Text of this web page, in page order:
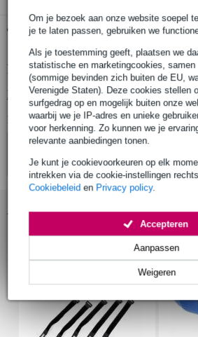
Om je bezoek aan onze website soepel
je te laten passen, gebruiken we
Als je toestemming geeft, plaatsen we
statistische en marketingcookies,
(sommige bevinden zich buiten de EU,
Verenigde Staten). Deze cookies stellen
surfgedrag op en mogelijk buiten onze
waarbij we je IP-adres en unieke
voor herkenning. Zo kunnen we je
relevante aanbiedingen tonen.
Je kunt je cookievoorkeuren op elk
intrekken via de cookie-instellingen
Cookiebeleid en Privacy policy.
Weigeren
Aanpassen
Accepteren
Gratis ophalen in de winkel
Productinformatie
Bekijk alle productspecificaties
Bekijk ook eens (4)
Accessoires (4)